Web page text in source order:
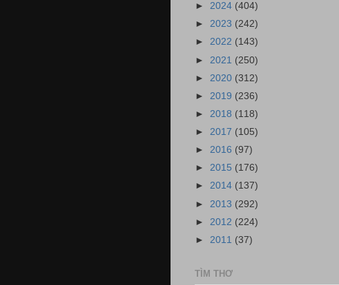
► 2024 (404)
► 2023 (242)
► 2022 (143)
► 2021 (250)
► 2020 (312)
► 2019 (236)
► 2018 (118)
► 2017 (105)
► 2016 (97)
► 2015 (176)
► 2014 (137)
► 2013 (292)
► 2012 (224)
► 2011 (37)
TÌM THƠ